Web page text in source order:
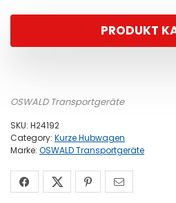
PRODUKT
OSWALD Transportgeräte
SKU: H24192
Category: Kurze Hubwagen
Marke: OSWALD Transportgeräte